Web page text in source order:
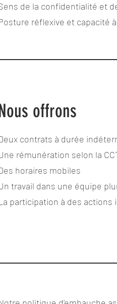
de la confidentialité et
réflexive et capacité
offrons
contrats à durée
rémunération selon la
horaires mobiles
travail dans une équipe
participation à des